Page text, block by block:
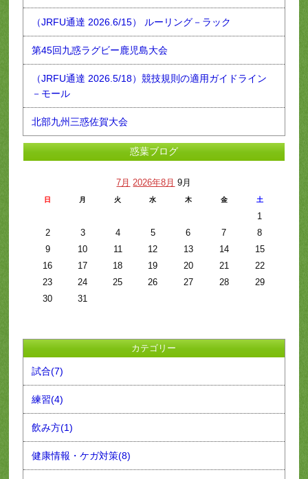
（JRFU通達 2026.6/15） ルーリング－ラック
第45回九惑ラグビー鹿児島大会
（JRFU通達 2026.5/18）競技規則の適用ガイドライン
－モール
北部九州三惑佐賀大会
惑葉ブログ
7月 2026年8月 9月
日 月 火 水 木 金 土
1
2
3 4 5 6 7
8
9
10 11 12 13 14
15
16
17 18 19 20 21
22
23
24 25 26 27 28
29
30
31
カテゴリー
試合(7)
練習(4)
飲み方(1)
健康情報・ケガ対策(8)